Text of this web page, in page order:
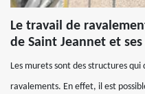
Le travail de
de Saint Jeannet et
Les murets sont des structures
ravalements. En effet, il est